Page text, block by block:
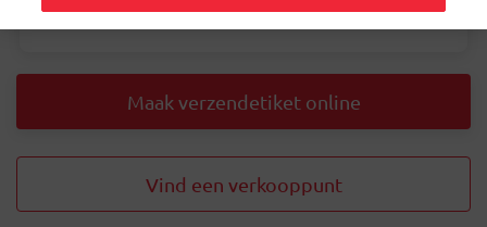
Maak verzendetiket online
Vind een verkooppunt